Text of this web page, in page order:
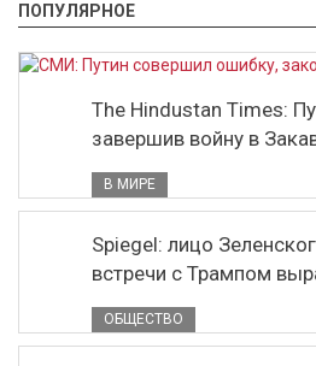
ПОПУЛЯРНОЕ
The Hindustan Times:
завершив войну в
В МИРЕ
Spiegel: лицо
встречи с Трампом
ОБЩЕСТВО